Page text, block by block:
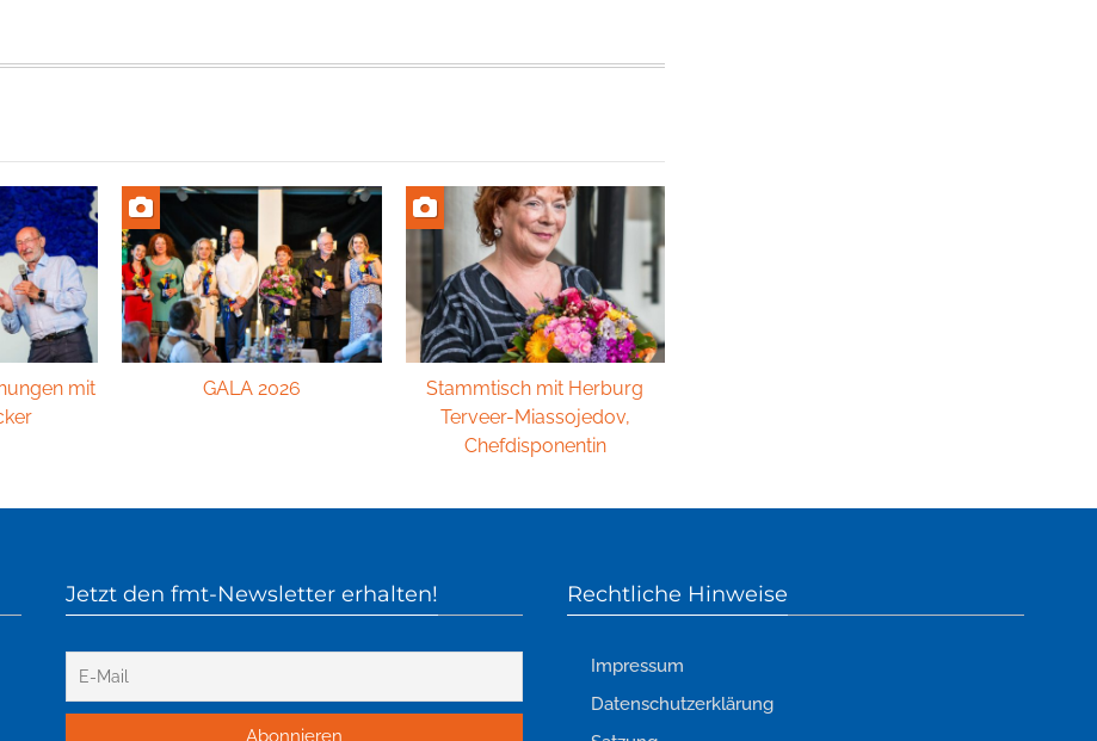
mit
GALA 2026
Stammtisch mit Herburg
Terveer-Miassojedov,
Chefdisponentin
Jetzt den fmt-Newsletter erhalten! Rechtliche Hinweise
Impressum
Datenschutzerklärung